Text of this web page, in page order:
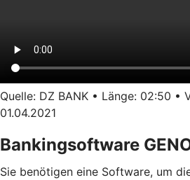
Quelle: DZ BANK • Länge: 02:50 •
01.04.2021
Bankingsoftware
Sie benötigen eine Software, um